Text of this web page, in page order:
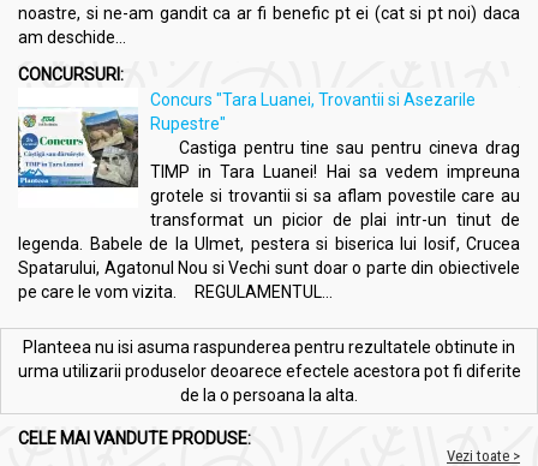
noastre, si ne-am gandit ca ar fi benefic pt ei (cat si pt noi) daca
am deschide...
CONCURSURI:
Concurs "Tara Luanei, Trovantii si Asezarile
Rupestre"
Castiga pentru tine sau pentru cineva drag
TIMP in Tara Luanei! Hai sa vedem impreuna
grotele si trovantii si sa aflam povestile care au
transformat un picior de plai intr-un tinut de
legenda. Babele de la Ulmet, pestera si biserica lui Iosif, Crucea
Spatarului, Agatonul Nou si Vechi sunt doar o parte din obiectivele
pe care le vom vizita. REGULAMENTUL...
Planteea nu isi asuma raspunderea pentru rezultatele obtinute in
urma utilizarii produselor deoarece efectele acestora pot fi diferite
de la o persoana la alta.
CELE MAI VANDUTE PRODUSE:
Vezi toate >